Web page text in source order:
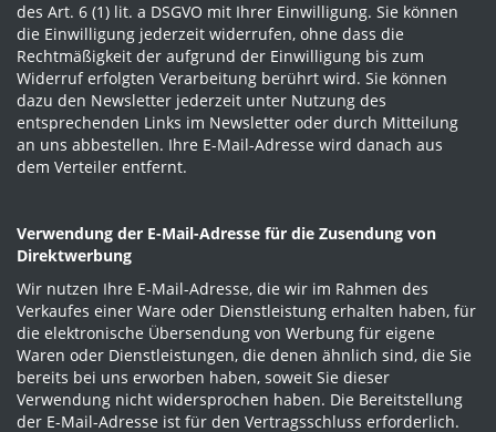
des Art. 6 (1) lit. a DSGVO mit Ihrer Einwilligung. Sie können
die Einwilligung jederzeit widerrufen, ohne dass die
Rechtmäßigkeit der aufgrund der Einwilligung bis zum
Widerruf erfolgten Verarbeitung berührt wird. Sie können
dazu den Newsletter jederzeit unter Nutzung des
entsprechenden Links im Newsletter oder durch Mitteilung
an uns abbestellen. Ihre E-Mail-Adresse wird danach aus
dem Verteiler entfernt.
Verwendung der E-Mail-Adresse für die Zusendung von
Direktwerbung
Wir nutzen Ihre E-Mail-Adresse, die wir im Rahmen des
Verkaufes einer Ware oder Dienstleistung erhalten haben, für
die elektronische Übersendung von Werbung für eigene
Waren oder Dienstleistungen, die denen ähnlich sind, die Sie
bereits bei uns erworben haben, soweit Sie dieser
Verwendung nicht widersprochen haben. Die Bereitstellung
der E-Mail-Adresse ist für den Vertragsschluss erforderlich.